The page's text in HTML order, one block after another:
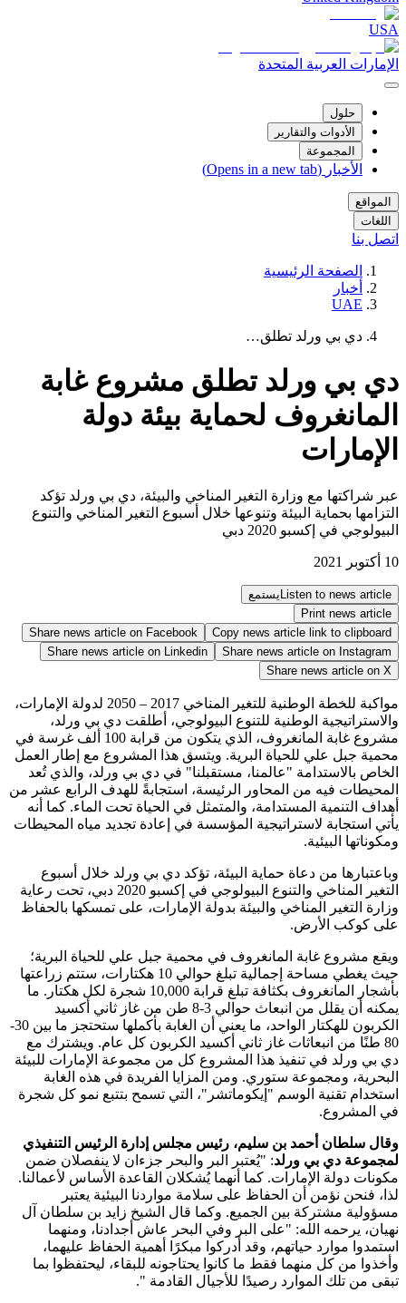
USA
الإمارات العربية المتحدة
حلول
الأدوات والتقارير
المجموعة
الأخبار (Opens in a new tab)
المواقع
اللغات
اتصل بنا
الصفحة الرئيسية
أخبار
UAE
دي بي ورلد تطلق…
دي بي ورلد تطلق مشروع غابة
المانغروف لحماية بيئة دولة
الإمارات
عبر شراكتها مع وزارة التغير المناخي والبيئة، دي بي ورلد تؤكد
التزامها بحماية البيئة وتنوعها خلال أسبوع التغير المناخي والتنوع
البيولوجي في إكسبو 2020 دبي
10 أكتوبر 2021
Listen to news article يستمع
Print news article
Copy news article link to clipboard
Share news article on Facebook
Share news article on Instagram
Share news article on
Linkedin
Share news article on X
مواكبة للخطة الوطنية للتغير المناخي 2017 – 2050 لدولة الإمارات،
والاستراتيجية الوطنية للتنوع البيولوجي، أطلقت دي بي ورلد،
مشروع غابة المانغروف، الذي يتكون من قرابة 100 ألف غرسة في
محمية جبل علي للحياة البرية. ويتسق هذا المشروع مع إطار العمل
الخاص بالاستدامة "عالمنا، مستقبلنا" في دي بي ورلد، والذي تُعد
المحيطات فيه من المحاور الرئيسة، استجابةً للهدف الرابع عشر من
أهداف التنمية المستدامة، والمتمثل في الحياة تحت الماء. كما أنه
يأتي استجابة لاستراتيجية المؤسسة في إعادة تجديد مياه المحيطات
ومكوناتها البيئية.
وباعتبارها من دعاة حماية البيئة، تؤكد دي بي ورلد خلال أسبوع
التغير المناخي والتنوع البيولوجي في إكسبو 2020 دبي، تحت رعاية
وزارة التغير المناخي والبيئة بدولة الإمارات، على تمسكها بالحفاظ
على كوكب الأرض.
ويقع مشروع غابة المانغروف في محمية جبل علي للحياة البرية؛
حيث يغطي مساحة إجمالية تبلغ حوالي 10 هكتارات، ستتم زراعتها
بأشجار المانغروف بكثافة تبلغ قرابة 10,000 شجرة لكل هكتار. ما
يمكنه أن يقلل من انبعاث حوالي 3-8 طن من غاز ثاني أكسيد
الكربون للهكتار الواحد، ما يعني أن الغابة بأكملها ستحتجز ما بين 30-
80 طنًا من انبعاثات غاز ثاني أكسيد الكربون كل عام. ويشترك مع
دي بي ورلد في تنفيذ هذا المشروع كل من مجموعة الإمارات للبيئة
البحرية، ومجموعة ستوري. ومن المزايا الفريدة في هذه الغابة
استخدام تقنية الوسم "إيكوماتشر"، التي تسمح بتتبع نمو كل شجرة
في المشروع.
وقال سلطان أحمد بن سليم، رئيس مجلس إدارة الرئيس التنفيذي
لمجموعة دي بي ورلد: "يُعتبر البر والبحر جزءان لا ينفصلان ضمن
مكونات دولة الإمارات. كما أنهما يُشكلان القاعدة الأساس لأعمالنا.
لذا، فنحن نؤمن أن الحفاظ على سلامة مواردنا البيئية يعتبر
مسؤولية مشتركة بين الجميع. وكما قال الشيخ زايد بن سلطان آل
نهيان، يرحمه الله: "على البر وفي البحر عاش أجدادنا، ومنهما
استمدوا موارد حياتهم، وقد أدركوا مبكرًا أهمية الحفاظ عليهما،
وأخذوا من كل منهما فقط ما كانوا يحتاجونه للبقاء، ليحتفظوا بما
تبقى من تلك الموارد رصيدًا للأجيال القادمة ".